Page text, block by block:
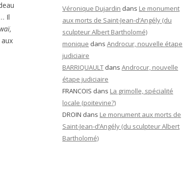
Il
Véronique Dujardin dans Le monument
aux morts de Saint-Jean-d’Angély (du
sculpteur Albert Bartholomé)
monique dans Androcur, nouvelle étape
judiciaire
BARRIQUAULT dans Androcur, nouvelle
étape judiciaire
FRANCOIS dans La grimolle, spécialité
locale (poitevine?)
DROIN dans Le monument aux morts de
Saint-Jean-d’Angély (du sculpteur Albert
Bartholomé)